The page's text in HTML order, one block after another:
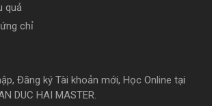
quả
chỉ
Đăng ký Tài khoản mới, Học Online tại
DUC HAI MASTER.